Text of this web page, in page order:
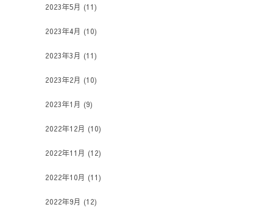
2023年5月 (11)
2023年4月 (10)
2023年3月 (11)
2023年2月 (10)
2023年1月 (9)
2022年12月 (10)
2022年11月 (12)
2022年10月 (11)
2022年9月 (12)